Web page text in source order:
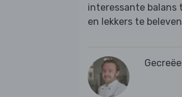
interessante balans
en lekkers te